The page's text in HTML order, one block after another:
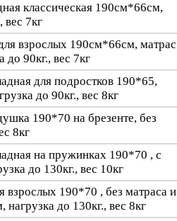
классическая 190см*66см,
вес 7кг
взрослых 190см*66см, матрас
90кг., вес 7кг
для подростков 190*65,
до 90кг., вес 8кг
190*70 на брезенте, без
8кг
на пружинках 190*70 , с
до 130кг., вес 10кг
взрослых 190*70 , без матраса и
до 130кг., вес 8кг